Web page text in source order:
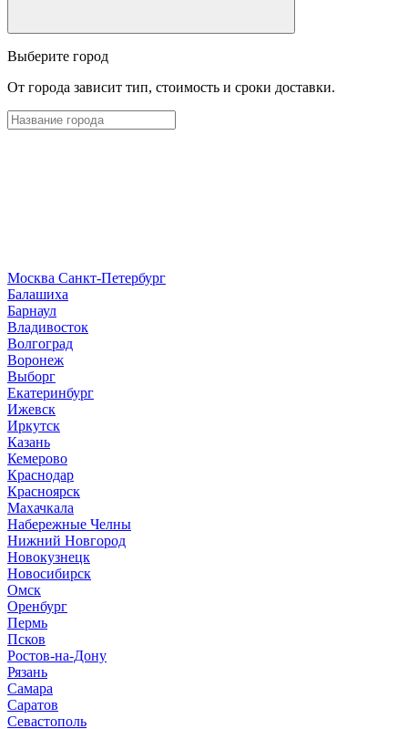
Выберите город
От города зависит тип, стоимость и сроки доставки.
Москва Санкт-Петербург
Балашиха
Барнаул
Владивосток
Волгоград
Воронеж
Выборг
Екатеринбург
Ижевск
Иркутск
Казань
Кемерово
Краснодар
Красноярск
Махачкала
Набережные Челны
Нижний Новгород
Новокузнецк
Новосибирск
Омск
Оренбург
Пермь
Псков
Ростов-на-Дону
Рязань
Самара
Саратов
Севастополь